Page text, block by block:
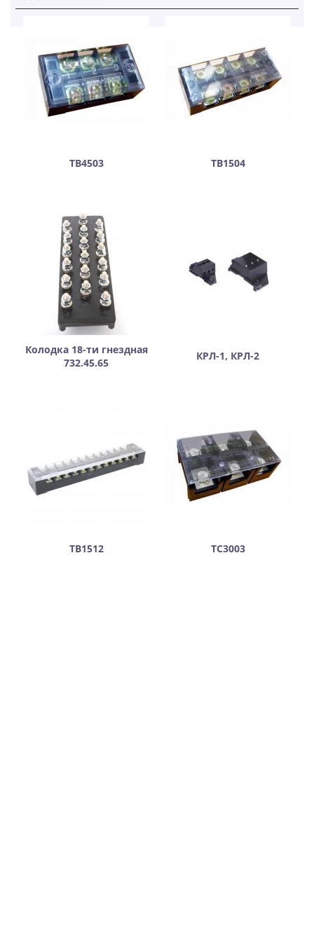
ТВ4503 ТВ1504
Колодка 18-ти гнездная
732.45.65
КРЛ-1, КРЛ-2
ТВ1512 ТС3003